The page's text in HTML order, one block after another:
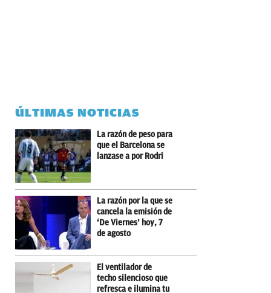
ÚLTIMAS NOTICIAS
La razón de peso para
que el Barcelona se
lanzase a por Rodri
La razón por la que se
cancela la emisión de
‘De Viernes’ hoy, 7
de agosto
El ventilador de
techo silencioso que
refresca e ilumina tu